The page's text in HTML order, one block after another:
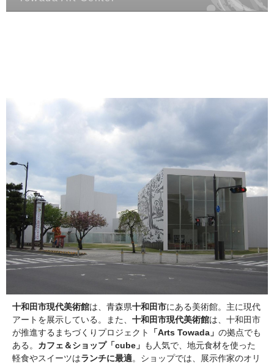
十和田市現代美術館は、青森県十和田市にある美術館。主に現代
アートを展示している。また、 十和田市現代美術館は、十和田市
が推進するまちづくりプロジェクト
「Arts Towada」 の拠点でも
ある。 カフェ＆ショップ「cube」 も人気で、地元食材を使った
軽食やスイーツはランチに最適。ショップでは、展示作家のオリ